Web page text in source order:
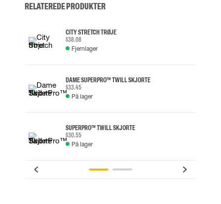
RELATEREDE PRODUKTER
CITY STRETCH TRØJE
$38.08
Fjernlager
DAME SUPERPRO™ TWILL SKJORTE
$33.45
På lager
SUPERPRO™ TWILL SKJORTE
$30.55
På lager